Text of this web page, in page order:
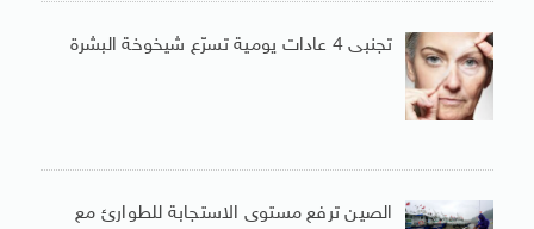
تجنبى 4 عادات يومية تسرّع شيخوخة البشرة
الصين ترفع مستوى الاستجابة للطوارئ مع